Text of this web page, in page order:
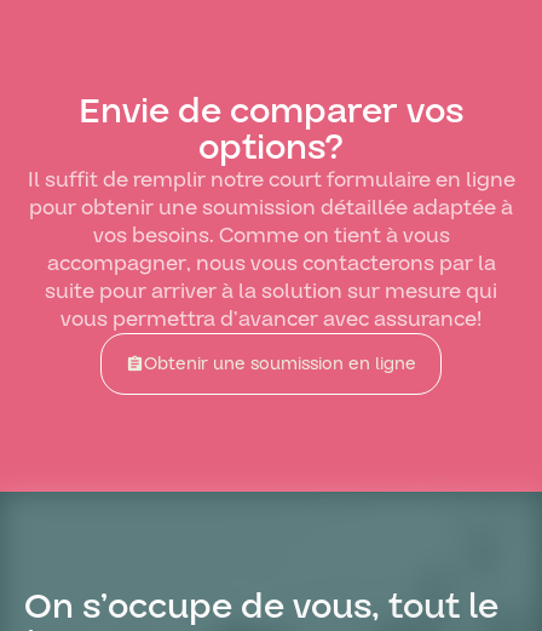
Envie de comparer vos
options?
Il suffit de remplir notre court formulaire en ligne
pour obtenir une soumission détaillée adaptée à
vos besoins. Comme on tient à vous
accompagner, nous vous contacterons par la
suite pour arriver à la solution sur mesure qui
vous permettra d’avancer avec assurance!
assignmentObtenir une soumission en ligne
On s’occupe de vous, tout le